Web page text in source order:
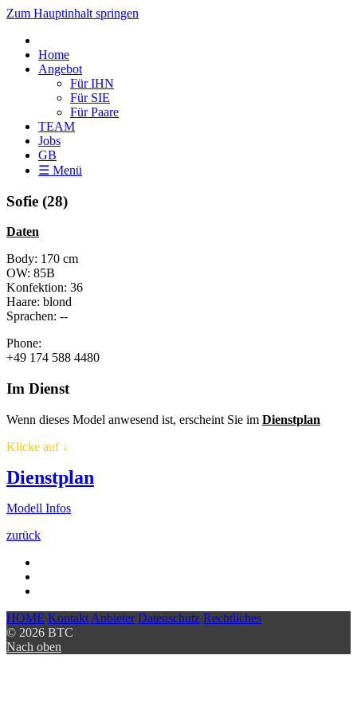
Zum Hauptinhalt springen
Home
Angebot
Für IHN
Für SIE
Für Paare
TEAM
Jobs
GB
☰ Menü
Sofie (28)
Daten
Body: 170 cm
OW: 85B
Konfektion: 36
Haare: blond
Sprachen: --
Phone:
+49 174 588 4480
Im Dienst
Wenn dieses Model anwesend ist, erscheint Sie im Dienstplan
Klicke auf↓
Dienstplan
Modell Infos
zurück
HOME Kontakt Anbieter Datenschutz Rechtliches
© 2026 BTC
Nach oben